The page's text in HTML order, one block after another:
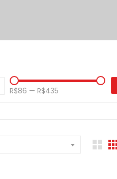
R$86 — R$435